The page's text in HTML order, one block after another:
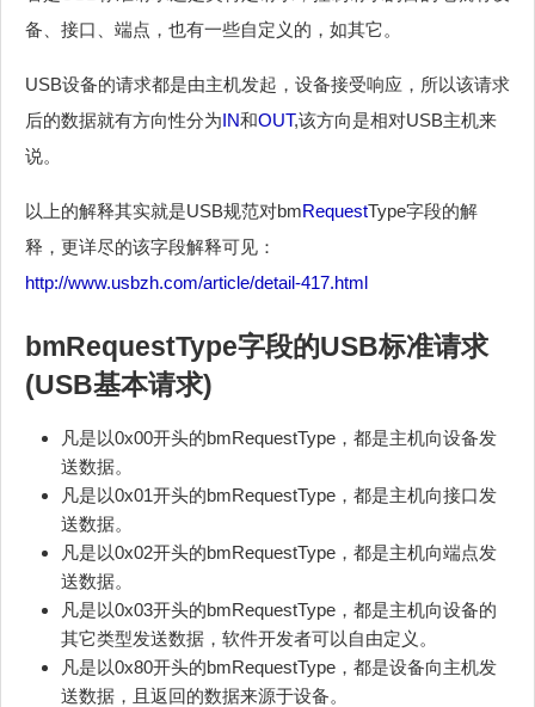
备、接口、端点，也有一些自定义的，如其它。
USB设备的请求都是由主机发起，设备接受响应，所以该请求
后的数据就有方向性分为IN和OUT,该方向是相对USB主机来
说。
以上的解释其实就是USB规范对bmRequestType字段的解
释，更详尽的该字段解释可见：
http://www.usbzh.com/article/detail-417.html
bmRequestType字段的USB标准请求
(USB基本请求)
凡是以0x00开头的bmRequestType，都是主机向设备发
送数据。
凡是以0x01开头的bmRequestType，都是主机向接口发
送数据。
凡是以0x02开头的bmRequestType，都是主机向端点发
送数据。
凡是以0x03开头的bmRequestType，都是主机向设备的
其它类型发送数据，软件开发者可以自由定义。
凡是以0x80开头的bmRequestType，都是设备向主机发
送数据，且返回的数据来源于设备。